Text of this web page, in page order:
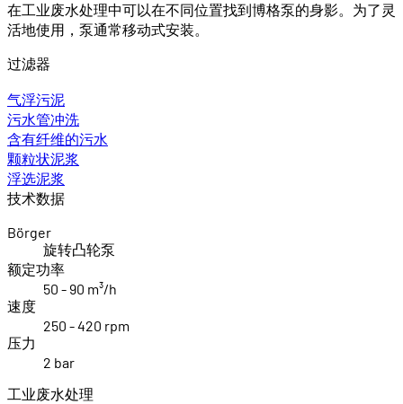
在工业废水处理中可以在不同位置找到博格泵的身影。为了灵
活地使用，泵通常移动式安装。
过滤器
气浮污泥
污水管冲洗
含有纤维的污水
颗粒状泥浆
浮选泥浆
技术数据
Börger
旋转凸轮泵
额定功率
50 - 90 m³/h
速度
250 - 420 rpm
压力
2 bar
工业废水处理